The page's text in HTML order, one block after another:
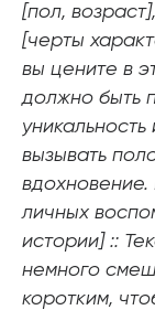
[пол,
[черты
вы цените в
должно быть
вызывать
личных
истории] ::
немного
коротким,